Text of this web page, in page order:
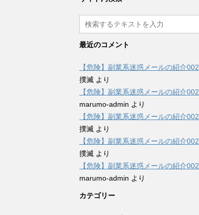
最近のコメント
【危険】副業系迷惑メールの紹介002
撲滅 より
【危険】副業系迷惑メールの紹介002
marumo-admin より
【危険】副業系迷惑メールの紹介002
撲滅 より
【危険】副業系迷惑メールの紹介002
撲滅 より
【危険】副業系迷惑メールの紹介002
marumo-admin より
カテゴリー